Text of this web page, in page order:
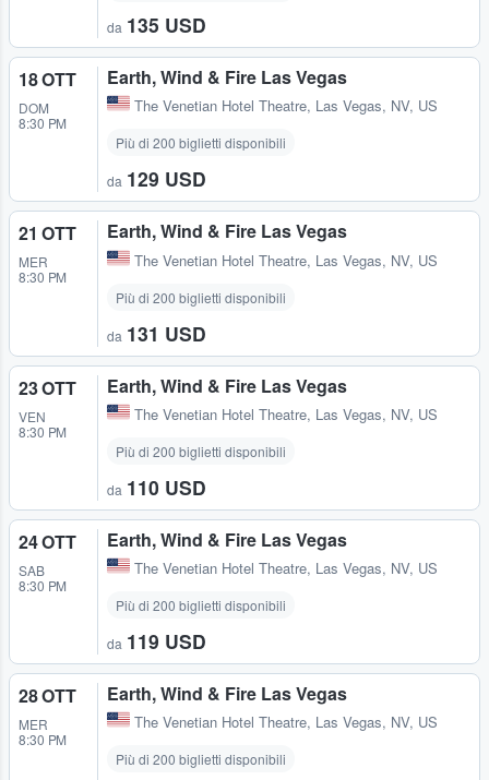
da 135 USD
18 OTT
DOM
8:30 PM
Earth, Wind & Fire Las Vegas
The Venetian Hotel Theatre, Las Vegas, NV, US
Più di 200 biglietti disponibili
da 129 USD
21 OTT
MER
8:30 PM
Earth, Wind & Fire Las Vegas
The Venetian Hotel Theatre, Las Vegas, NV, US
Più di 200 biglietti disponibili
da 131 USD
23 OTT
VEN
8:30 PM
Earth, Wind & Fire Las Vegas
The Venetian Hotel Theatre, Las Vegas, NV, US
Più di 200 biglietti disponibili
da 110 USD
24 OTT
SAB
8:30 PM
Earth, Wind & Fire Las Vegas
The Venetian Hotel Theatre, Las Vegas, NV, US
Più di 200 biglietti disponibili
da 119 USD
28 OTT
MER
8:30 PM
Earth, Wind & Fire Las Vegas
The Venetian Hotel Theatre, Las Vegas, NV, US
Più di 200 biglietti disponibili